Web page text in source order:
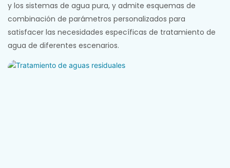
y los sistemas de agua pura, y admite esquemas de
combinación de parámetros personalizados para
satisfacer las necesidades específicas de tratamiento de
agua de diferentes escenarios.